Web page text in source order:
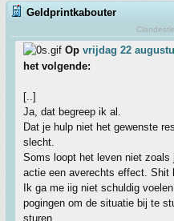
Geldprintkabouter
Op vrijdag 22
het volgende:
[..]
Ja, dat begreep ik al.
Dat je hulp niet het gewenste
slecht.
Soms loopt het leven niet zoals
actie een averechts effect. Shit
Ik ga me iig niet schuldig
pogingen om de situatie bij te
sturen.